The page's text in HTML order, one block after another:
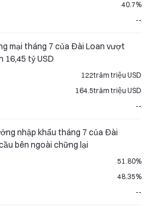
40.7%
--
mại tháng 7 của Đài Loan vượt
16,45 tỷ USD
122trăm triệu USD
164.5trăm triệu USD
--
nhập khẩu tháng 7 của Đài
bên ngoài chững lại
51.80%
48.35%
--